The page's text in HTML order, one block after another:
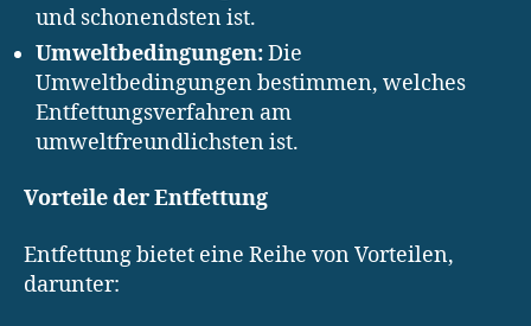
und schonendsten ist.
Umweltbedingungen:Die
Umweltbedingungen bestimmen, welches
Entfettungsverfahren am
umweltfreundlichsten ist.
Vorteile der Entfettung
Entfettung bietet eine Reihe von Vorteilen,
darunter: